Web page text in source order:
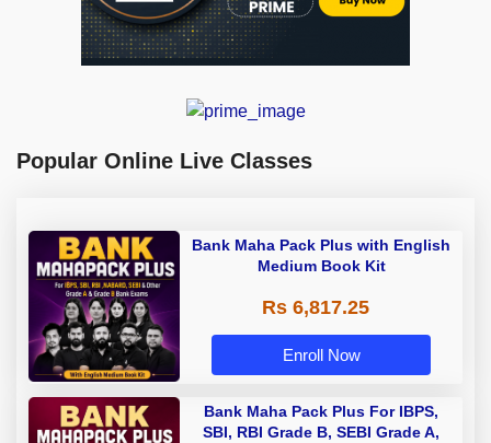
Popular Online Live Classes
Bank Maha Pack Plus with English
Medium Book Kit
Rs 6,817.25
Enroll Now
Bank Maha Pack Plus For IBPS,
SBI, RBI Grade B, SEBI Grade A,